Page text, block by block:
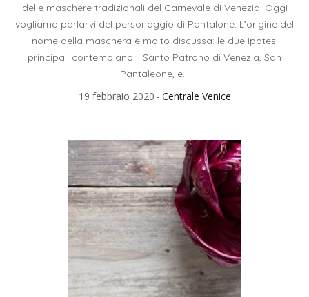
delle maschere tradizionali del Carnevale di Venezia. Oggi
vogliamo parlarvi del personaggio di Pantalone. L’origine del
nome della maschera è molto discussa: le due ipotesi
principali contemplano il Santo Patrono di Venezia, San
Pantaleone, e...
19 febbraio 2020 Centrale Venice